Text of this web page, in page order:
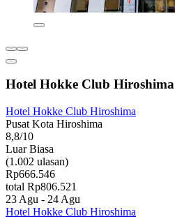
Hotel Hokke Club Hiroshima
Hotel Hokke Club Hiroshima
Pusat Kota Hiroshima
8,8/10
Luar Biasa
(1.002 ulasan)
Rp666.546
total Rp806.521
23 Agu - 24 Agu
Hotel Hokke Club Hiroshima